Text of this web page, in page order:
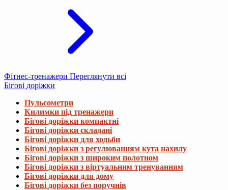
Фітнес-тренажери Переглянути всі
Бігові доріжки
Пульсометри
Килимки під тренажери
Бігові доріжки компактні
Бігові доріжки складані
Бігові доріжки для ходьби
Бігові доріжки з регулюванням кута нахилу
Бігові доріжки з широким полотном
Бігові доріжки з віртуальним тренуванням
Бігові доріжки для дому
Бігові доріжки без поручнів